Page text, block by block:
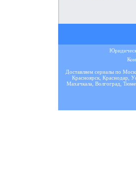
Доставляем сериалы по
Красноярск, Краснодар,
Махачкала, Волгоград,